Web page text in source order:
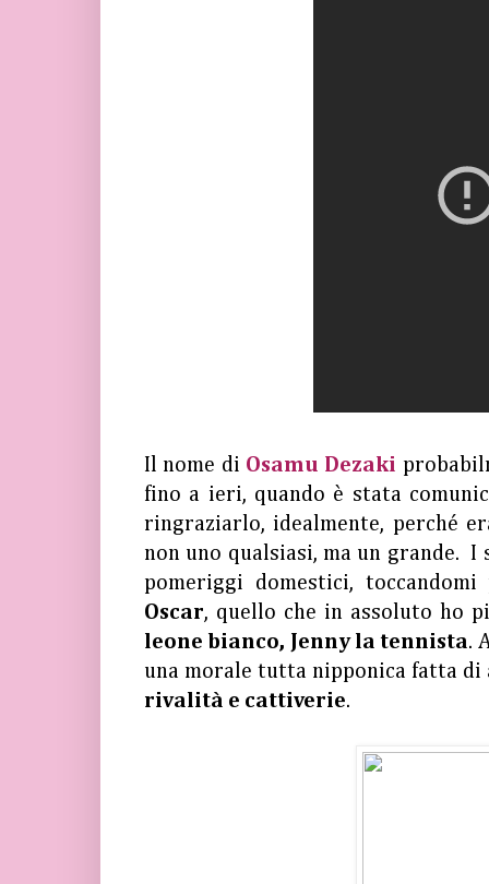
Il nome di Osamu Dezaki
fino a ieri, quando è stata
ringraziarlo, idealmente, perché
non uno qualsiasi, ma un grande.
pomeriggi domestici,
Oscar, quello che in assoluto ho
leone bianco, Jenny la tennista.
una morale tutta nipponica fatta di
rivalità e cattiverie.